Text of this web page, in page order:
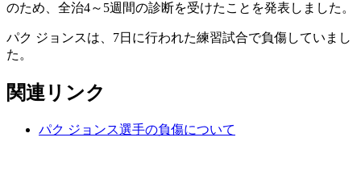
のため、全治4～5週間の診断を受けたことを発表しました。
パク ジョンスは、7日に行われた練習試合で負傷していまし
た。
関連リンク
パク ジョンス選手の負傷について